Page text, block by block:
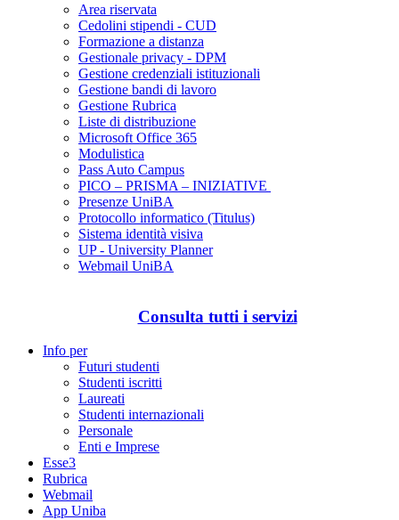
Area riservata
Cedolini stipendi - CUD
Formazione a distanza
Gestionale privacy - DPM
Gestione credenziali istituzionali
Gestione bandi di lavoro
Gestione Rubrica
Liste di distribuzione
Microsoft Office 365
Modulistica
Pass Auto Campus
PICO – PRISMA – INIZIATIVE
Presenze UniBA
Protocollo informatico (Titulus)
Sistema identità visiva
UP - University Planner
Webmail UniBA
Consulta tutti i servizi
Info per
Futuri studenti
Studenti iscritti
Laureati
Studenti internazionali
Personale
Enti e Imprese
Esse3
Rubrica
Webmail
App Uniba